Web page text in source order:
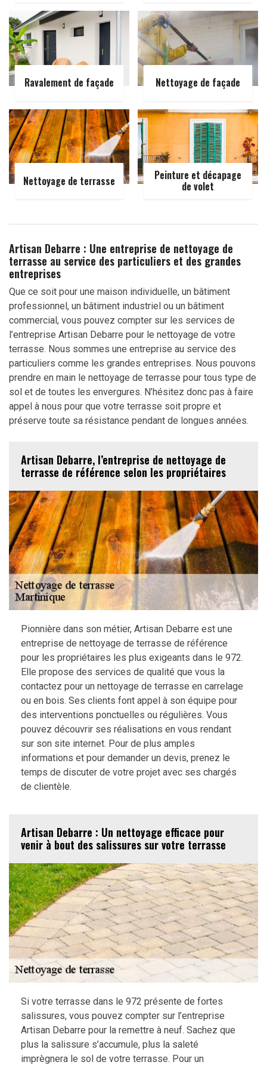
Ravalement de façade Nettoyage de façade
Nettoyage de terrasse Peinture et décapage
de volet
Artisan Debarre : Une entreprise de nettoyage de
terrasse au service des particuliers et des grandes
entreprises
Que ce soit pour une maison individuelle, un bâtiment
professionnel, un bâtiment industriel ou un bâtiment
commercial, vous pouvez compter sur les services de
l’entreprise Artisan Debarre pour le nettoyage de votre
terrasse. Nous sommes une entreprise au service des
particuliers comme les grandes entreprises. Nous pouvons
prendre en main le nettoyage de terrasse pour tous type de
sol et de toutes les envergures. N’hésitez donc pas à faire
appel à nous pour que votre terrasse soit propre et
préserve toute sa résistance pendant de longues années.
Artisan Debarre, l’entreprise de nettoyage de
terrasse de référence selon les propriétaires
Pionnière dans son métier, Artisan Debarre est une
entreprise de nettoyage de terrasse de référence
pour les propriétaires les plus exigeants dans le 972.
Elle propose des services de qualité que vous la
contactez pour un nettoyage de terrasse en carrelage
ou en bois. Ses clients font appel à son équipe pour
des interventions ponctuelles ou régulières. Vous
pouvez découvrir ses réalisations en vous rendant
sur son site internet. Pour de plus amples
informations et pour demander un devis, prenez le
temps de discuter de votre projet avec ses chargés
de clientèle.
Artisan Debarre : Un nettoyage efficace pour
venir à bout des salissures sur votre terrasse
Si votre terrasse dans le 972 présente de fortes
salissures, vous pouvez compter sur l’entreprise
Artisan Debarre pour la remettre à neuf. Sachez que
plus la salissure s’accumule, plus la saleté
imprègnera le sol de votre terrasse. Pour un